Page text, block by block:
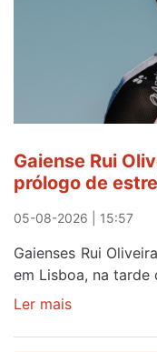
Gaiense Rui
prólogo de
05-08-2026 | 15:57
Gaienses Rui
em Lisboa, na
Ler mais